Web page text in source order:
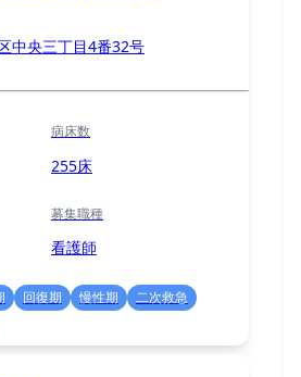
中央三丁目4番32号
病床数
255床
募集職種
看護師
回復期 慢性期
二次救急